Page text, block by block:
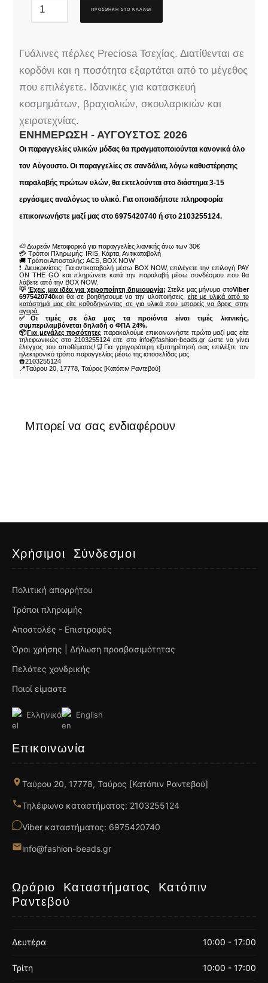
ΠΡΟΣΘΉΚΗ ΣΤΟ ΚΑΛΆΘΙ
Γυάλινες πέρλες Preciosa Τσεχίας. Διατίθενται σε
κορδόνι και η ποσότητα εξαρτάται από το μέγεθος
που επιλέγετε. Ιδανικές για κατασκευή
κοσμημάτων, βραχιολιών, σκουλαρικιών και
χειροτεχνίας.
ΕΝΗΜΈΡΩΣΗ - ΑΎΓΟΥΣΤΟΣ 2026
Οι παραγγελίες υλικών μόδας θα πραγματοποιούνται κανονικά όλο
τον Αύγουστο. Οι παραγγελίες σε σανδάλια, λόγω καθυστέρησης
παραλαβής πρώτων υλών, θα εκτελούνται στο διάστημα 3-15
εργάσιμες αναλόγως το υλικό. Για οποιαδήποτε πληροφορία
επικοινωνήστε μαζί μας στο 6975420740 ή στο 2103255124.
🦥 Δωρεάν Μεταφορικά για παραγγελίες λιανικής άνω των 30€
💳 Τρόποι Πληρωμής: IRIS, Κάρτα, Αντικαταβολή
🚚 Τρόποι Αποστολής: ACS, BOX NOW
❗ Διευκρινίσεις: Για αντικαταβολή μέσω BOX NOW, επιλέγετε την επιλογή PAY
ON THE GO και πληρώνετε κατά την παραλαβή μέσω συνδέσμου που θα
λάβετε από την BOX NOW.
💡Έχεις μια ιδέα για χειροποίητη δημιουργία; Στείλε μας μήνυμα στοViber
6975420740και θα σε βοηθήσουμε να την υλοποιήσεις, είτε με υλικά από το
κατάστημά μας είτε καθοδηγώντας σε για υλικά που μπορείς να βρεις στην
αγορά.
✅Οι τιμές σε όλα μας τα προϊόντα είναι τιμές λιανικής,
συμπεριλαμβάνεται δηλαδή ο ΦΠΑ 24%.
📦Για μεγάλες ποσότητες παρακαλούμε επικοινωνήστε πρώτα μαζί μας είτε
τηλεφωνικώς στο 2103255124 είτε στο info@fashion-beads.gr ώστε να γίνει
έλεγχος του αποθέματος!🛒Για γρηγορότερη εξυπηρέτησή σας επιλέξτε τον
ηλεκτρονικό τρόπο παραγγελίας μέσω της ιστοσελίδας μας.
☎️2103255124
📍Ταύρου 20, 17778, Ταύρος [Κατόπιν Ραντεβού]
Μπορεί να σας ενδιαφέρουν
Χρήσιμοι Σύνδεσμοι
Πολιτική απορρήτου
Τρόποι πληρωμής
Αποστολές - Επιστροφές
Όροι χρήσης | Δήλωση προσβασιμότητας
Πελάτες χονδρικής
Ποιοί είμαστε
Ελληνικά English
Επικοινωνία
Ταύρου 20, 17778, Ταύρος [Κατόπιν Ραντεβού]
Τηλέφωνο καταστήματος: 2103255124
Viber καταστήματος: 6975420740
info@fashion-beads.gr
Ωράριο Καταστήματος Κατόπιν
Ραντεβού
Δευτέρα 10:00 - 17:00
Τρίτη 10:00 - 17:00